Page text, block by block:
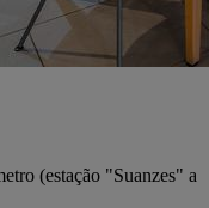
(estação "Suanzes" a